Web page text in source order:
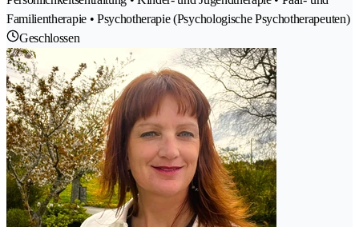
Familientherapie • Psychotherapie (Psychologische Psychotherapeuten)
Geschlossen